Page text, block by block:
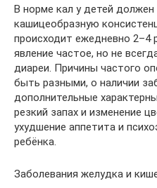
В норме кал у детей
кашицеобразную
происходит ежедневно 2–4
явление частое, но не
диареи. Причины частого
быть разными, о наличии
дополнительные
резкий запах и изменение
ухудшение аппетита и
ребёнка.
Заболевания желудка и